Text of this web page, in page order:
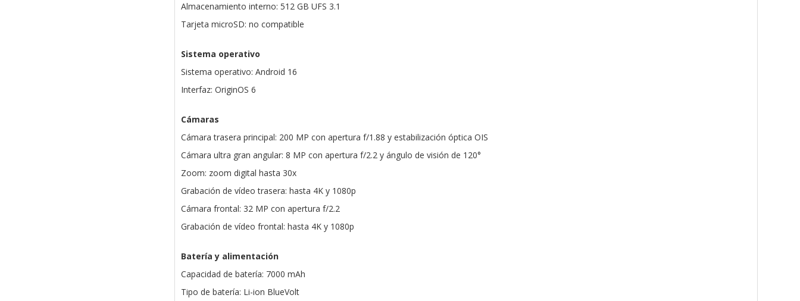
Almacenamiento interno: 512 GB UFS 3.1
Tarjeta microSD: no compatible
Sistema operativo
Sistema operativo: Android 16
Interfaz: OriginOS 6
Cámaras
Cámara trasera principal: 200 MP con apertura f/1.88 y estabilización óptica OIS
Cámara ultra gran angular: 8 MP con apertura f/2.2 y ángulo de visión de 120°
Zoom: zoom digital hasta 30x
Grabación de vídeo trasera: hasta 4K y 1080p
Cámara frontal: 32 MP con apertura f/2.2
Grabación de vídeo frontal: hasta 4K y 1080p
Batería y alimentación
Capacidad de batería: 7000 mAh
Tipo de batería: Li-ion BlueVolt